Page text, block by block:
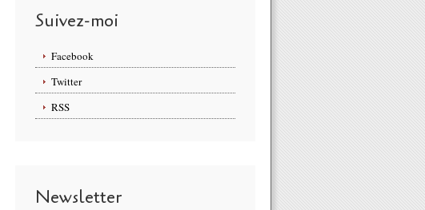
Suivez-moi
Facebook
Twitter
RSS
Newsletter